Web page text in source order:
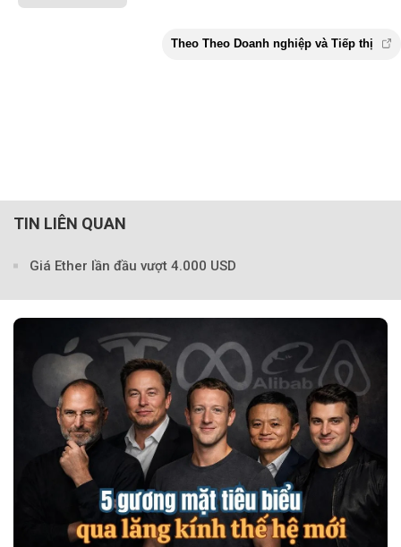
Theo Theo Doanh nghiệp và
TIN LIÊN QUAN
Giá Ether lần đầu vượt 4.000 USD